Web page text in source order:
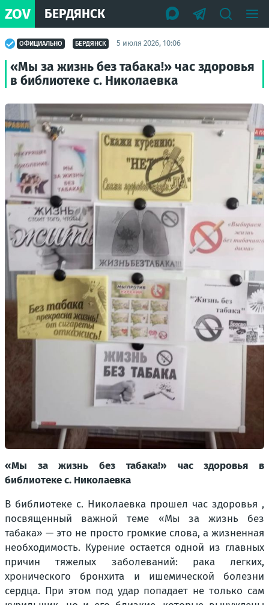
ZOV БЕРДЯНСК
ОФИЦИАЛЬНО БЕРДЯНСК 5 июля 2026, 10:06
«Мы за жизнь без табака!» час здоровья
в библиотеке с. Николаевка
«Мы за жизнь без табака!» час здоровья в
библиотеке с. Николаевка
В библиотеке с. Николаевка прошел час здоровья ,
посвященный важной теме «Мы за жизнь без
табака» — это не просто громкие слова, а жизненная
необходимость. Курение остается одной из главных
причин тяжелых заболеваний: рака легких,
хронического бронхита и ишемической болезни
сердца. При этом под удар попадает не только сам